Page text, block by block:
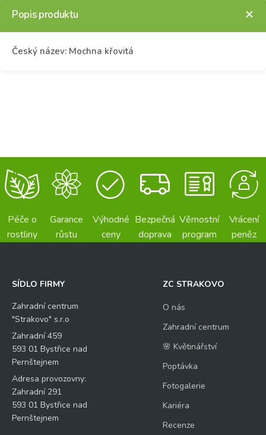
Popis produktu
Český název: Mochna křovitá
Péče o
rostliny
Garance
růstu
Výhodné
ceny
Bezpečná
doprava
Věrnostní
program
Vrácení
peněz
SÍDLO FIRMY
Zahradní centrum
"Strakovo" s.r.o
Zahradní 459
593 01 Bystřice nad
Pernštejnem
Adresa provozovny:
Zahradní 291
593 01 Bystřice nad
Pernštejnem
ZC STRAKOVO
O nás
Zahradní centrum
🌸 Květinářství
Poptávka
Fotogalerie
Kariéra
Recenze